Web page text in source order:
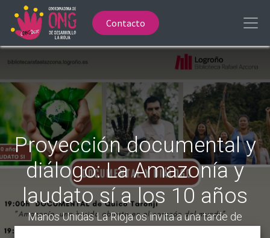
Contacto
Proyección documental y
diálogo: La Amazonía y
laudato sí a los 10 años
Manos Unidas La Rioja os invita a una tarde de